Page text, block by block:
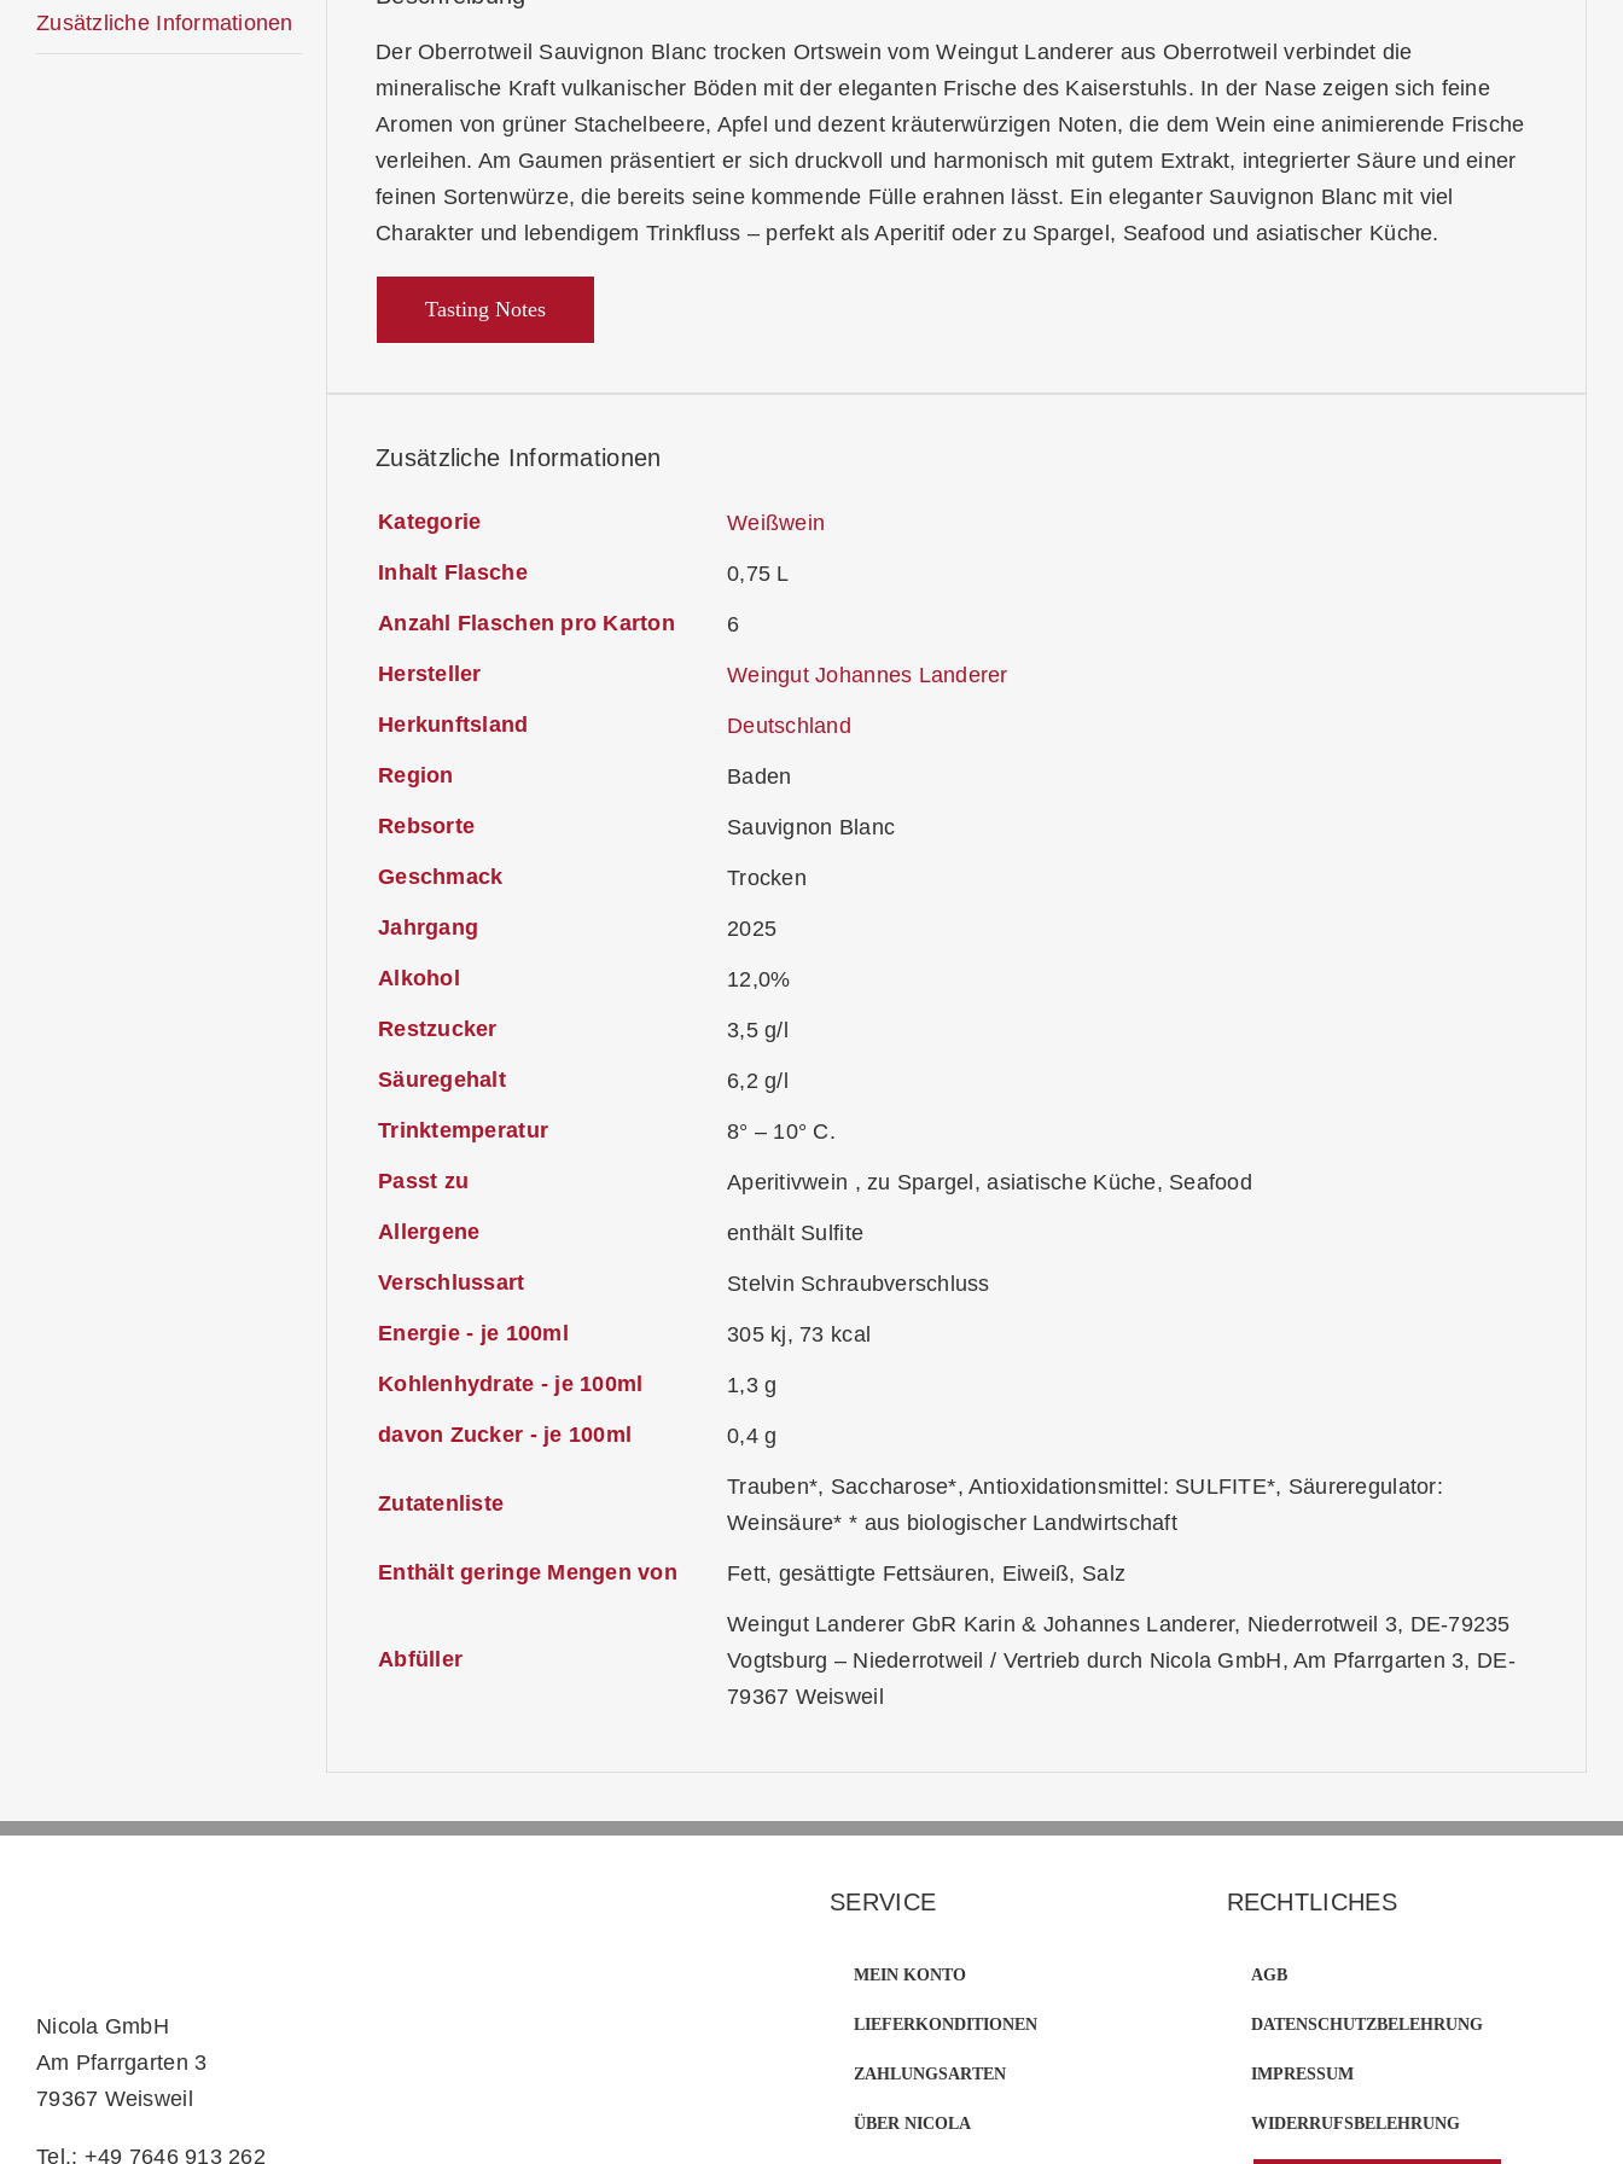
Zusätzliche Informationen
Der Oberrotweil Sauvignon Blanc trocken Ortswein vom Weingut Landerer aus Oberrotweil verbindet die
mineralische Kraft vulkanischer Böden mit der eleganten Frische des Kaiserstuhls. In der Nase zeigen sich feine
Aromen von grüner Stachelbeere, Apfel und dezent kräuterwürzigen Noten, die dem Wein eine animierende Frische
verleihen. Am Gaumen präsentiert er sich druckvoll und harmonisch mit gutem Extrakt, integrierter Säure und einer
feinen Sortenwürze, die bereits seine kommende Fülle erahnen lässt. Ein eleganter Sauvignon Blanc mit viel
Charakter und lebendigem Trinkfluss – perfekt als Aperitif oder zu Spargel, Seafood und asiatischer Küche.
Tasting Notes
Zusätzliche Informationen
Kategorie Weißwein
Inhalt Flasche 0,75 L
Anzahl Flaschen pro Karton 6
Hersteller Weingut Johannes Landerer
Herkunftsland Deutschland
Region Baden
Rebsorte Sauvignon Blanc
Geschmack Trocken
Jahrgang 2025
Alkohol 12,0%
Restzucker 3,5 g/l
Säuregehalt 6,2 g/l
Trinktemperatur 8° – 10° C.
Passt zu Aperitivwein , zu Spargel, asiatische Küche, Seafood
Allergene enthält Sulfite
Verschlussart Stelvin Schraubverschluss
Energie - je 100ml 305 kj, 73 kcal
Kohlenhydrate - je 100ml 1,3 g
davon Zucker - je 100ml 0,4 g
Zutatenliste
Trauben*, Saccharose*, Antioxidationsmittel: SULFITE*, Säureregulator:
Weinsäure* * aus biologischer Landwirtschaft
Enthält geringe Mengen von Fett, gesättigte Fettsäuren, Eiweiß, Salz
Abfüller
Weingut Landerer GbR Karin & Johannes Landerer, Niederrotweil 3, DE-79235
Vogtsburg – Niederrotweil / Vertrieb durch Nicola GmbH, Am Pfarrgarten 3, DE-
79367 Weisweil
Nicola GmbH
Am Pfarrgarten 3
79367 Weisweil
Tel.: +49 7646 913 262
SERVICE
MEIN KONTO
LIEFERKONDITIONEN
ZAHLUNGSARTEN
ÜBER NICOLA
RECHTLICHES
AGB
DATENSCHUTZBELEHRUNG
IMPRESSUM
WIDERRUFSBELEHRUNG